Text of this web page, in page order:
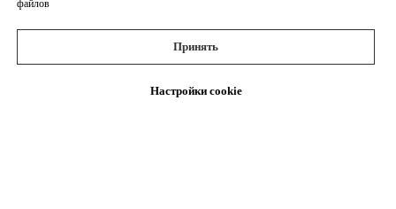
файлов
Принять
Настройки cookie